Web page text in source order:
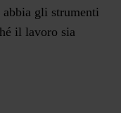
abbia gli strumenti
il lavoro sia